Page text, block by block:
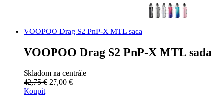
VOOPOO Drag S2 PnP-X MTL sada
VOOPOO Drag S2 PnP-X MTL sada
Skladom na centrále
42,75 € 27,00 €
Koupit